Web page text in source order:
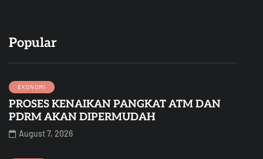
Popular
EKONOMI
PROSES KENAIKAN PANGKAT ATM DAN
PDRM AKAN DIPERMUDAH
August 7, 2026